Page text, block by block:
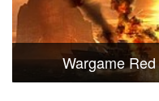
Wargame